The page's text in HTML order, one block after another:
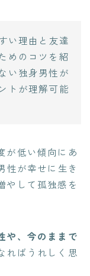
い理由と友達
めのコツを紹
い独身男性が
トが理解可能
が低い傾向にあ
性が幸せに生き
やして孤独感を
や、今のままで
ればうれしく思